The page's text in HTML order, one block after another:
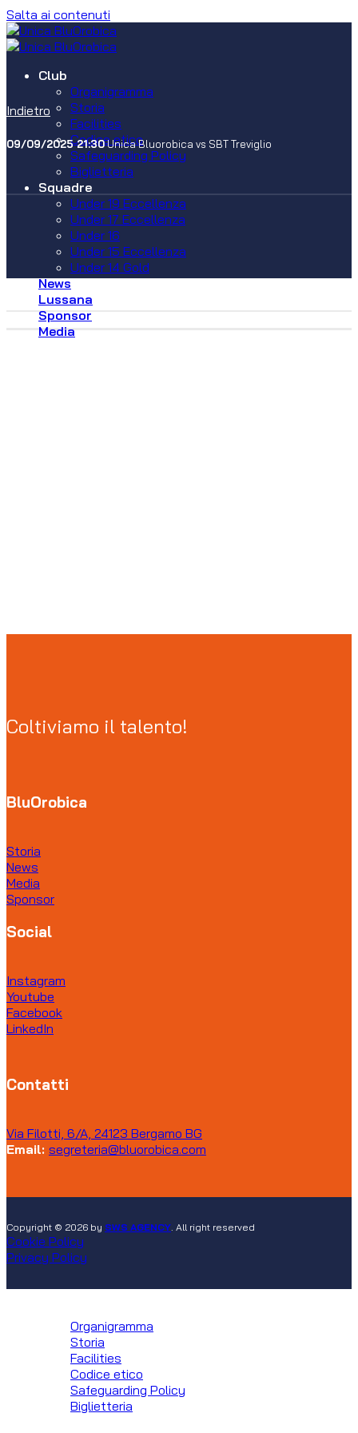
Salta ai contenuti
Club
Organigramma
Storia
Facilities
Codice etico
Safeguarding Policy
Biglietteria
Squadre
Under 19 Eccellenza
Under 17 Eccellenza
Under 16
Under 15 Eccellenza
Under 14 Gold
News
Lussana
Sponsor
Media
Indietro
09/09/2025 21:30Unica Bluorobica vs SBT Treviglio
Coltiviamo il talento!
BluOrobica
Storia
News
Media
Sponsor
Social
Instagram
Youtube
Facebook
LinkedIn
Contatti
Via Filotti, 6/A, 24123 Bergamo BG
Email: segreteria@bluorobica.com
Copyright © 2026 by SWS AGENCY. All right reserved
Cookie Policy
Privacy Policy
Organigramma
Storia
Facilities
Codice etico
Safeguarding Policy
Biglietteria